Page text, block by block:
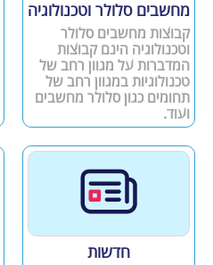
מחשבים סלולר וטכנולוגיה
קבוצות מחשבים סלולר
וטכנולוגיה הינם קבוצות
המדברות על מגוון רחב של
טכנולוגיות במגוון רחב של
תחומים כגון סלולר מחשבים
ועוד.
חדשות